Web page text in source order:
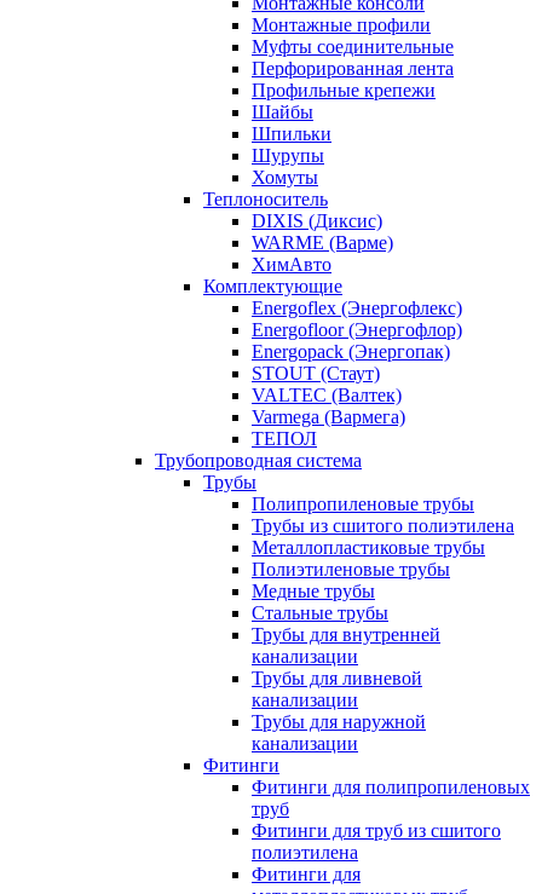
Монтажные профили
Муфты соединительные
Перфорированная лента
Профильные крепежи
Шайбы
Шпильки
Шурупы
Хомуты
Теплоноситель
DIXIS (Диксис)
WARME (Варме)
ХимАвто
Комплектующие
Energoflex (Энергофлекс)
Energofloor (Энергофлор)
Energopack (Энергопак)
STOUT (Стаут)
VALTEC (Валтек)
Varmega (Вармега)
ТЕПОЛ
Трубопроводная система
Трубы
Полипропиленовые трубы
Трубы из сшитого полиэтилена
Металлопластиковые трубы
Полиэтиленовые трубы
Медные трубы
Стальные трубы
Трубы для внутренней
канализации
Трубы для ливневой
канализации
Трубы для наружной
канализации
Фитинги
Фитинги для полипропиленовых
труб
Фитинги для труб из сшитого
полиэтилена
Фитинги для